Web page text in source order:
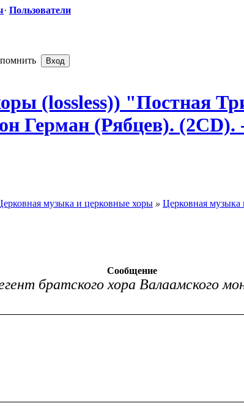
· Пользователи
(lossless)) "Постная
Герман (Рябцев). (2CD).
музыка и церковные хоры » Церковная музыка
Сообщение
братского хора Валаамского